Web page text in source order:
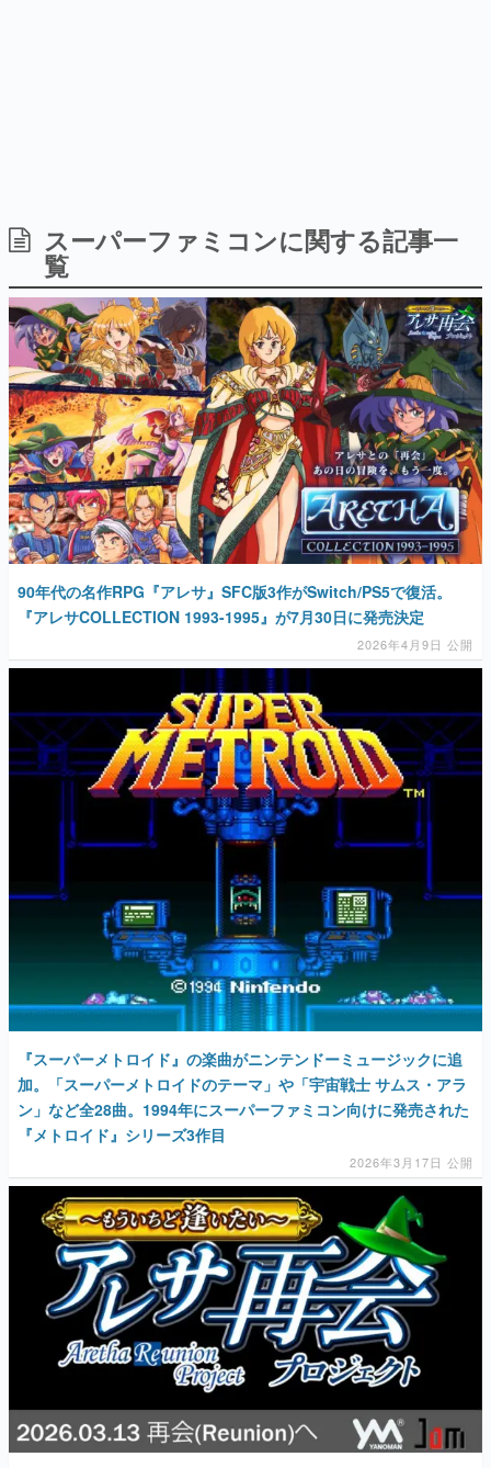
日本のコンテンツ産業やカルチャーに与えた影響を探る企
画です。
日本モバイルゲーム産業史
日本のモバイルゲーム史における主要なトピック・タイト
ルを網羅するほか、開発者へのインタビューや識者による
解説を掲載。約20年の歴史が一望できる決定版！
若ゲのいたり〜ゲームクリエイターの青春〜
『うつヌケ』『ペンと箸』等で知られるマンガ家・田中圭
一先生によるゲーム業界レポートマンガです。
なんでゲームは面白い？
ゲーム開発者・hamatsu氏がゲームの魅力を画面や操作の
具体的な形から解き明かしていく、硬派で骨太な評論連載
です。
ゲームが変えた日本語
の起源や用法の変遷を、コンピューター文化史研究家・タ
イニーP氏が徹底調査。
カテゴリ
マンガ
女性向け
アプリレビュー
その他
電ファミニコゲーマーとは？
運営：株式会社マレ
スーパーファミコンに関する記事一
覧
90年代の名作RPG『アレサ』SFC版3作がSwitch/PS5で復活。
『アレサCOLLECTION 1993-1995』が7月30日に発売決定
2026年4月9日 公開
『スーパーメトロイド』の楽曲がニンテンドーミュージックに追
加。「スーパーメトロイドのテーマ」や「宇宙戦士 サムス・アラ
ン」など全28曲。1994年にスーパーファミコン向けに発売された
『メトロイド』シリーズ3作目
2026年3月17日 公開